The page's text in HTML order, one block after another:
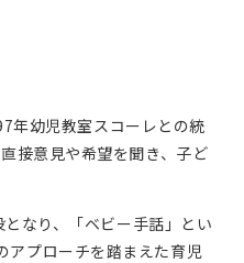
年幼児教室スコーレとの統
接意見や希望を聞き、子ど
なり、「ベビー手話」とい
アプローチを踏まえた育児